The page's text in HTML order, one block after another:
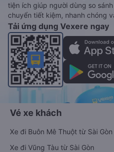
tiện ích giúp người dùng so
chuyển tiết kiệm, nhanh chóng
Tải ứng dụng Vexere ngay
Vé xe khách
Xe đi Buôn Mê Thuột từ Sài Gòn
Xe đi Vũng Tàu từ Sài Gòn